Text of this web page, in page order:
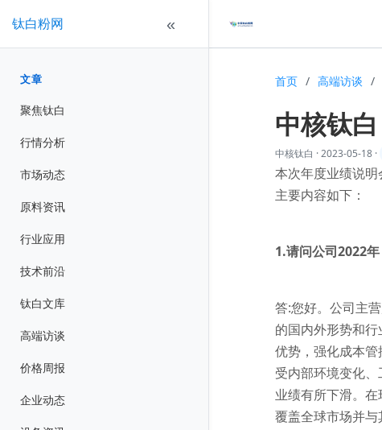
钛白粉网 «
文章
聚焦钛白
行情分析
市场动态
原料资讯
行业应用
技术前沿
钛白文库
高端访谈
价格周报
企业动态
首页 / 高端访谈 /
中核钛
中核钛白 ·2023-05-18 ·
本次年度业绩说
主要内容如下：
1.请问公司2022
答:您好。公司主
的国内外形势和
优势，强化成本
受内部环境变化
业绩有所下滑。
覆盖全球市场并